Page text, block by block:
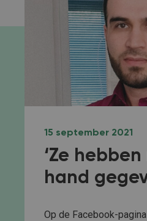
15 september 2021
‘Ze
hand
Op de Facebook-